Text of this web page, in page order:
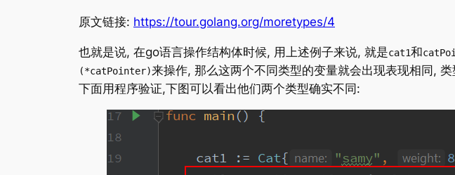
原文链接: https://tour.golang.org/moretypes/4
也就是说, 在go语言操作结构体时候, 用上述例子来说, 就是cat1和
(*catPointer)来操作, 那么这两个不同类型的变量就会出现表现相同,
下面用程序验证,下图可以看出他们两个类型确实不同: